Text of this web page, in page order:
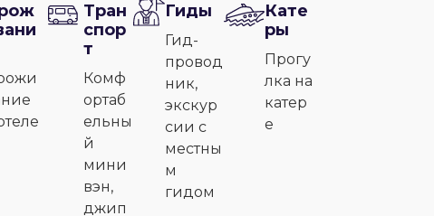
Тран
спор
т
Комф
ортаб
ельны
й
мини
вэн,
джип
Гиды
Гид-
провод
ник,
экскур
сии с
местны
м
гидом
Кате
ры
Прогу
лка на
катер
е